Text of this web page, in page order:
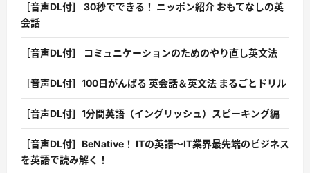
［音声DL付］ 30秒でできる！ ニッポン紹介 おもてなしの英
会話
［音声DL付］ コミュニケーションのためのやり直し英文法
［音声DL付］100日がんばる 英会話＆英文法 まるごとドリル
［音声DL付］1分間英語（イングリッシュ）スピーキング編
［音声DL付］BeNative！ ITの英語〜IT業界最先端のビジネス
を英語で読み解く！